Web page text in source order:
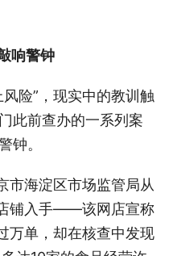
响警钟
险”，现实中的教训触
此前查办的一系列案
钟。
市海淀区市场监管局从
铺入手——该网店宣称
万单，却在核查中发现